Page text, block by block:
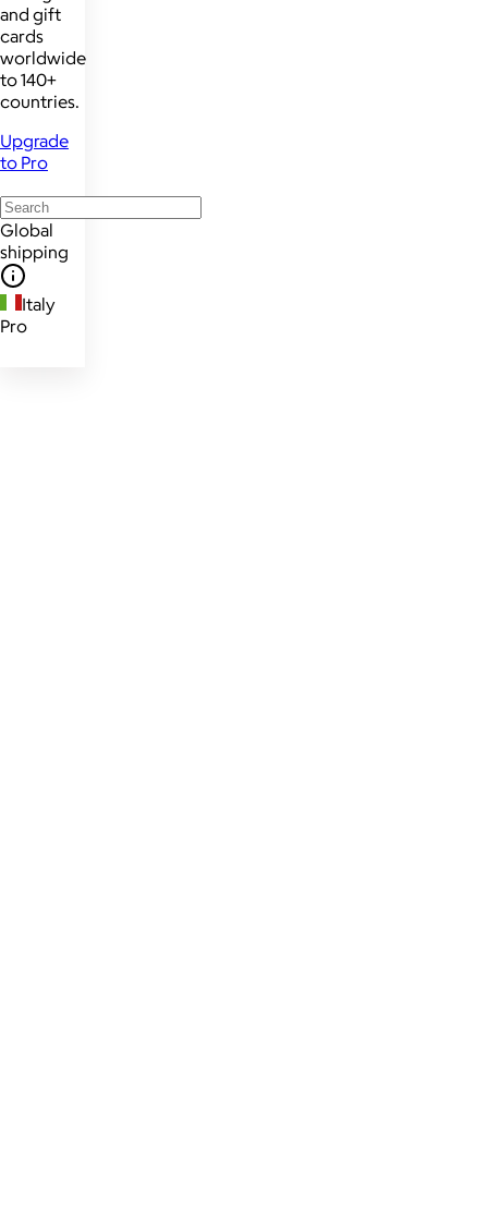
and gift
cards
worldwide
to 140+
countries.
Upgrade
to Pro
Global
shipping
Italy
Pro